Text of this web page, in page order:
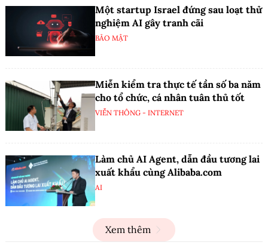
Một startup Israel đứng sau loạt thử
nghiệm AI gây tranh cãi
BẢO MẬT
Miễn kiểm tra thực tế tần số ba năm
cho tổ chức, cá nhân tuân thủ tốt
VIỄN THÔNG - INTERNET
Làm chủ AI Agent, dẫn đầu tương lai
xuất khẩu cùng Alibaba.com
AI
Xem thêm